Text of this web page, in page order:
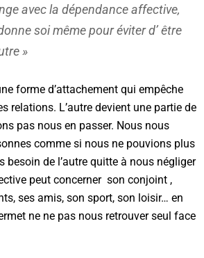
avec la dépendance affective,
soi même pour éviter d’ être
»
forme d’attachement qui empêche
relations. L’autre devient une partie de
pas nous en passer. Nous nous
comme si nous ne pouvions plus
besoin de l’autre quitte à nous négliger
peut concerner son conjoint ,
ses amis, son sport, son loisir… en
ne ne pas nous retrouver seul face